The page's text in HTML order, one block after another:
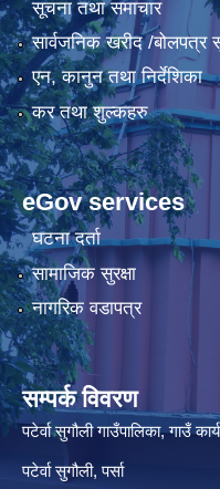
सूचना तथा समाचार
सार्वजनिक खरीद /बोलपत्र
एन, कानुन तथा निर्देशिका
कर तथा शुल्कहरु
eGov services
घटना दर्ता
सामाजिक सुरक्षा
नागरिक वडापत्र
सम्पर्क विवरण
पटेर्वा सुगौली गाउँपालिका, गाउँ
पटेर्वा सुगौली, पर्सा